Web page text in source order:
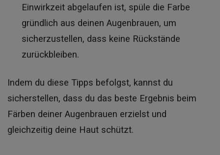
Einwirkzeit abgelaufen ist, spüle die Farbe
gründlich aus deinen Augenbrauen, um
sicherzustellen, dass keine Rückstände
zurückbleiben.
Indem du diese Tipps befolgst, kannst du
sicherstellen, dass du das beste Ergebnis beim
Färben deiner Augenbrauen erzielst und
gleichzeitig deine Haut schützt.